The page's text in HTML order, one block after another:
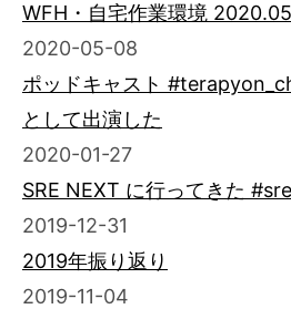
WFH・自宅作業環境 2020.05
2020-05-08
ポッドキャスト
として出演した
2020-01-27
SRE NEXT に行ってきた
2019-12-31
2019年振り返り
2019-11-04